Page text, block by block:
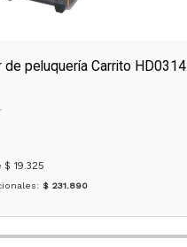
de peluquería Carrito HD0314
$ 19.325
$ 231.890